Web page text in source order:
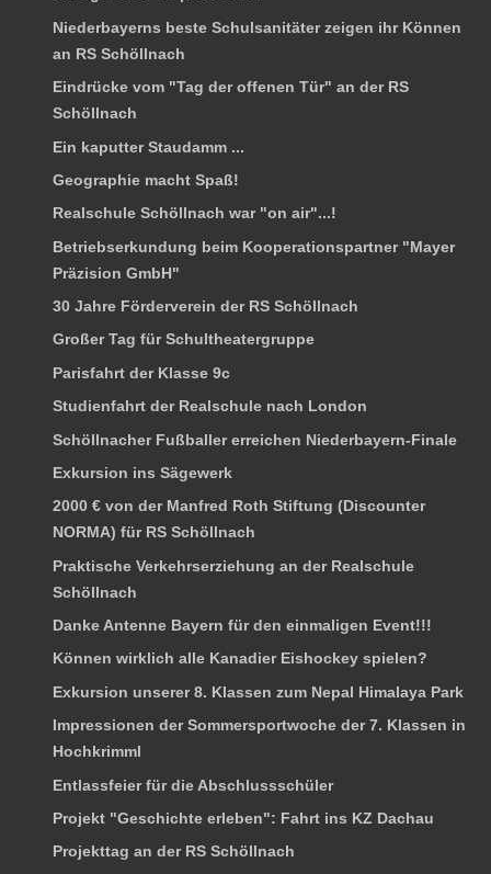
Niederbayerns beste Schulsanitäter zeigen ihr Können
an RS Schöllnach
Eindrücke vom "Tag der offenen Tür" an der RS
Schöllnach
Ein kaputter Staudamm ...
Geographie macht Spaß!
Realschule Schöllnach war "on air"...!
Betriebserkundung beim Kooperationspartner "Mayer
Präzision GmbH"
30 Jahre Förderverein der RS Schöllnach
Großer Tag für Schultheatergruppe
Parisfahrt der Klasse 9c
Studienfahrt der Realschule nach London
Schöllnacher Fußballer erreichen Niederbayern-Finale
Exkursion ins Sägewerk
2000 € von der Manfred Roth Stiftung (Discounter
NORMA) für RS Schöllnach
Praktische Verkehrserziehung an der Realschule
Schöllnach
Danke Antenne Bayern für den einmaligen Event!!!
Können wirklich alle Kanadier Eishockey spielen?
Exkursion unserer 8. Klassen zum Nepal Himalaya Park
Impressionen der Sommersportwoche der 7. Klassen in
Hochkrimml
Entlassfeier für die Abschlussschüler
Projekt "Geschichte erleben": Fahrt ins KZ Dachau
Projekttag an der RS Schöllnach